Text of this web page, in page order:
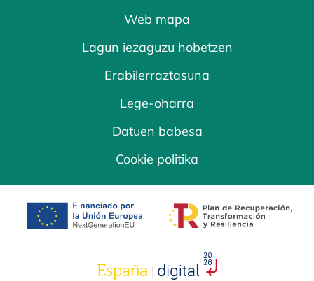
Web mapa
Lagun iezaguzu hobetzen
Erabilerraztasuna
Lege-oharra
Datuen babesa
Cookie politika
opens in a new tab opens in a new
opens in a new tab